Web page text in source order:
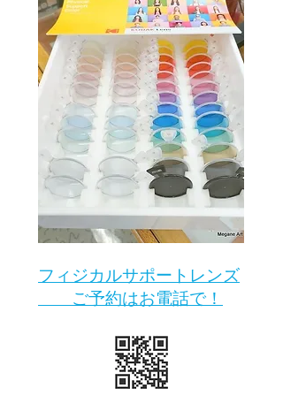
​フィジカルサポートレンズ
ご予約はお電話で！